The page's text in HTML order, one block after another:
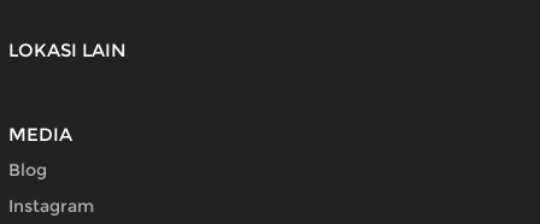
LOKASI LAIN
MEDIA
Blog
Instagram